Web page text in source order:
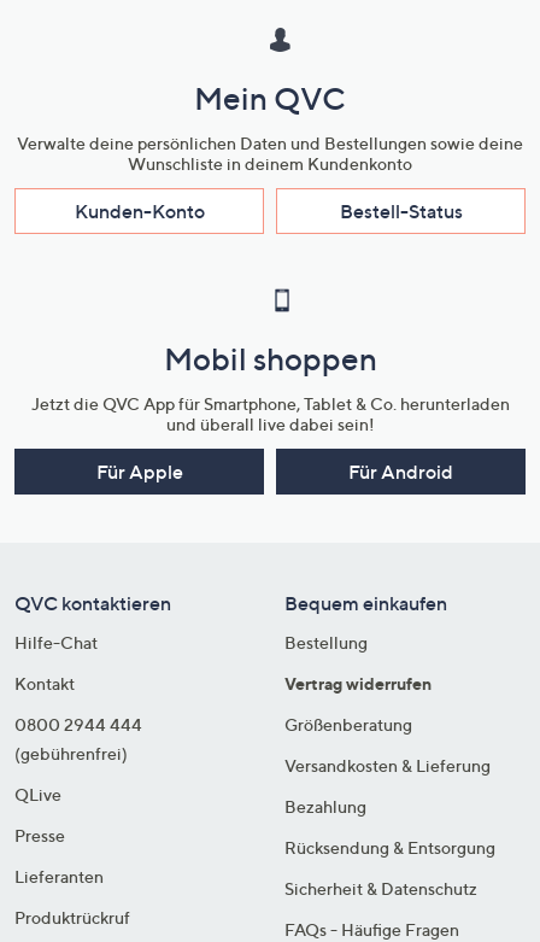
Mein QVC
Verwalte deine persönlichen Daten und Bestellungen sowie deine
Wunschliste in deinem Kundenkonto
Kunden-Konto Bestell-Status
Mobil shoppen
Jetzt die QVC App für Smartphone, Tablet & Co. herunterladen
und überall live dabei sein!
Für Apple Für Android
QVC kontaktieren
Hilfe-Chat
Kontakt
0800 2944 444
(gebührenfrei)
QLive
Presse
Lieferanten
Produktrückruf
Bequem einkaufen
Bestellung
Vertrag widerrufen
Größenberatung
Versandkosten & Lieferung
Bezahlung
Rücksendung & Entsorgung
Sicherheit & Datenschutz
FAQs - Häufige Fragen